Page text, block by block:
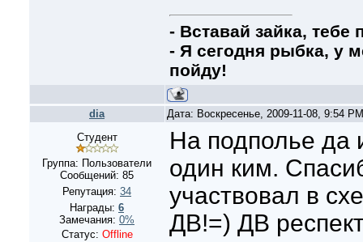
- Вставай зайка, тебе
- Я сегодня рыбка, у
пойду!
dia
Дата: Воскресенье, 2009-11-08, 9:54
Студент
Группа: Пользователи
Сообщений: 85
Репутация: 34
Награды: 6
Замечания: 0%
Статус: Offline
На подполье да
один ким.
участвовал в
ДВ!=) ДВ